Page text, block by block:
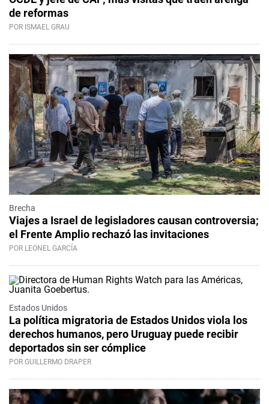
de reformas
POR ISMAEL GRAU
Brecha
Viajes a Israel de legisladores causan controversia;
el Frente Amplio rechazó las invitaciones
POR LEONEL GARCÍA
Estados Unidos
La política migratoria de Estados Unidos viola los
derechos humanos, pero Uruguay puede recibir
deportados sin ser cómplice
POR GUILLERMO DRAPER